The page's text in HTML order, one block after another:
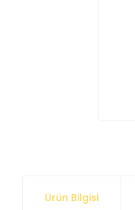
Ürün Bilgisi